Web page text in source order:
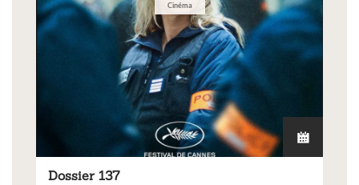
Cinéma
Dossier 137